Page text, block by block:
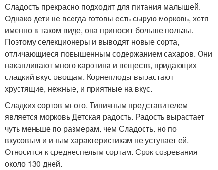
Сладость прекрасно подходит для питания малышей.
Однако дети не всегда готовы есть сырую морковь, хотя
именно в таком виде, она приносит больше пользы.
Поэтому селекционеры и выводят новые сорта,
отличающиеся повышенным содержанием сахаров. Они
накапливают много каротина и веществ, придающих
сладкий вкус овощам. Корнеплоды вырастают
хрустящие, нежные, и приятные на вкус.
Сладких сортов много. Типичным представителем
является морковь Детская радость. Радость вырастает
чуть меньше по размерам, чем Сладость, но по
вкусовым и иным характеристикам не уступает ей.
Относится к среднеспелым сортам. Срок созревания
около 130 дней.